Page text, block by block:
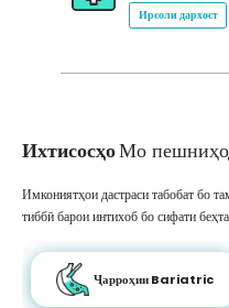
Ирсоли дархост
ИхтисосҳоМо
Имкониятҳои дастраси табобат бо
тиббӣ барои интихоб бо сифати
Ҷарроҳии Bariatric